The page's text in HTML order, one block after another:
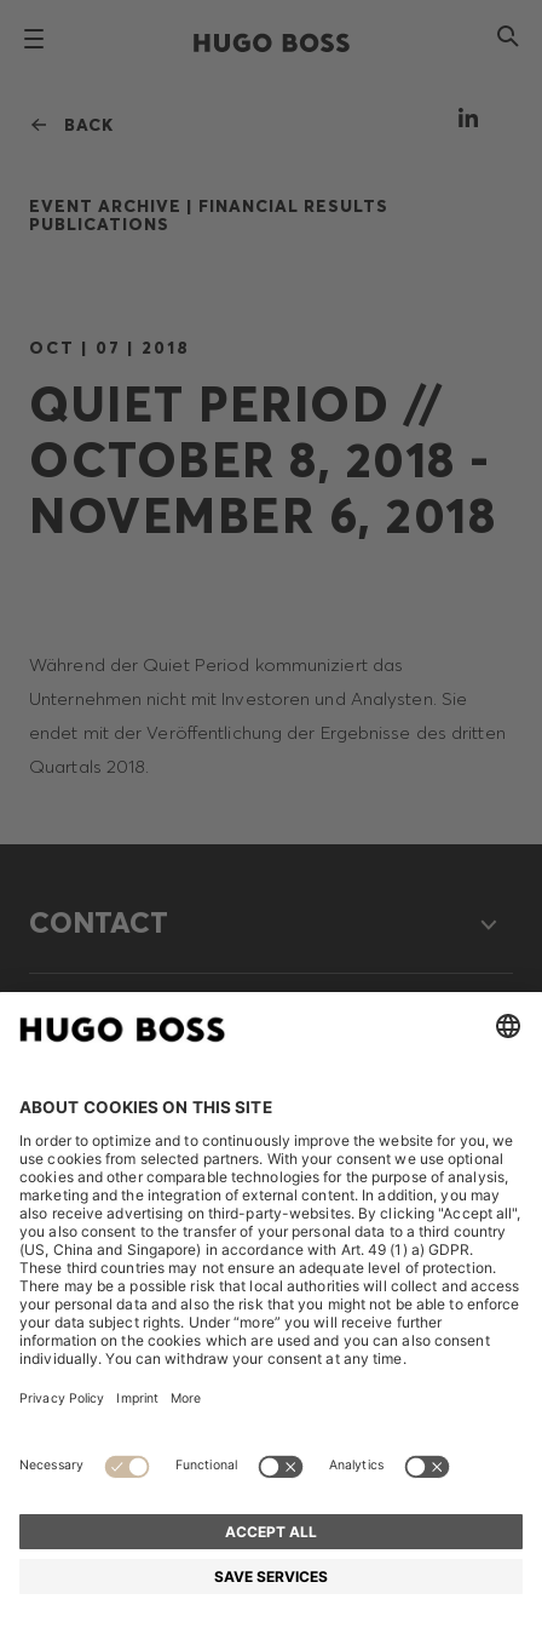
BACK
EVENT ARCHIVE | FINANCIAL RESULTS
PUBLICATIONS
OCT | 07 | 2018
QUIET PERIOD //
OCTOBER 8, 2018 -
NOVEMBER 6, 2018
Während der Quiet Period kommuniziert das
Unternehmen nicht mit Investoren und Analysten. Sie
endet mit der Veröffentlichung der Ergebnisse des dritten
Quartals 2018.
CONTACT
LEGAL
DISCOVER
HUGO BOSS Corporate
© 2026 HUGO BOSS All rights reserved